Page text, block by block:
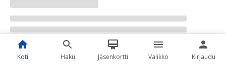
Koti Haku Jäsenkortti Valikko Kirjaudu